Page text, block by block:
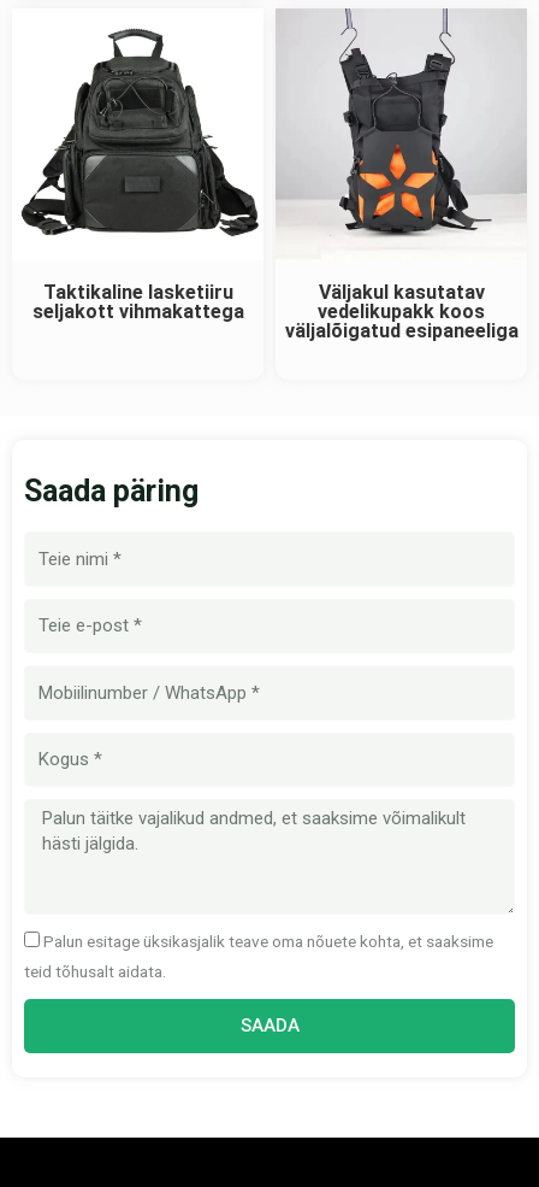
Taktikaline lasketiiru
seljakott vihmakattega
Väljakul kasutatav
vedelikupakk koos
väljalõigatud esipaneeliga
Saada päring
Sõnum
Palun esitage üksikasjalik teave oma nõuete kohta, et saaksime
teid tõhusalt aidata.
SAADA